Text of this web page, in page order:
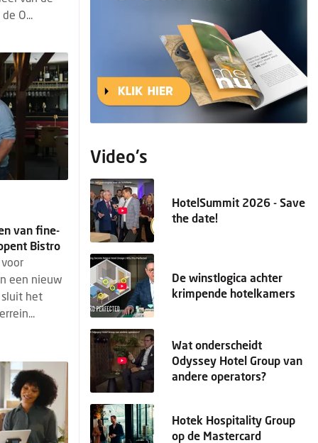
O...
van fine-
Bistro
een nieuw
sluit het
Video's
HotelSummit 2026 - Save
the date!
De winstlogica achter
krimpende hotelkamers
Wat onderscheidt
Odyssey Hotel Group van
andere operators?
Hotek Hospitality Group
op de Mastercard